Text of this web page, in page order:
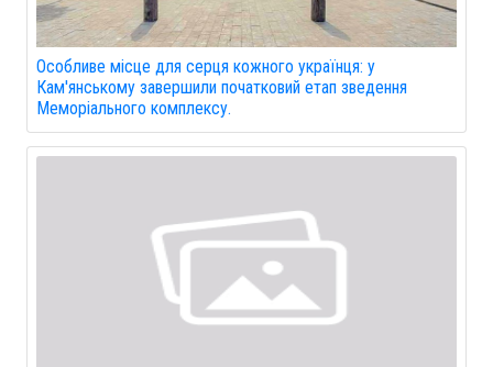
Особливе місце для серця кожного українця: у
Кам'янському завершили початковий етап зведення
Меморіального комплексу.